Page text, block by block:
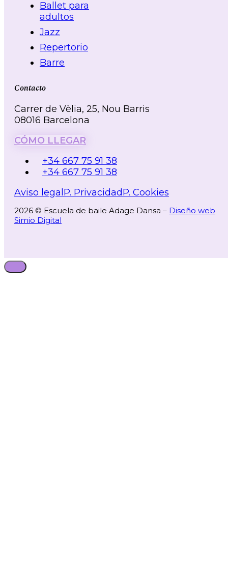
Ballet para
adultos
Jazz
Repertorio
Barre
Contacto
Carrer de Vèlia, 25, Nou Barris
08016 Barcelona
CÓMO LLEGAR
+34 667 75 91 38
+34 667 75 91 38
Aviso legal P. PrivacidadP. Cookies
2026 © Escuela de baile Adage Dansa – Diseño web
Simio Digital